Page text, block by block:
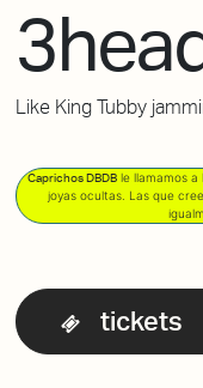
Like King Tubby
Caprichos DBDB le llamamos
joyas ocultas. Las que
tickets